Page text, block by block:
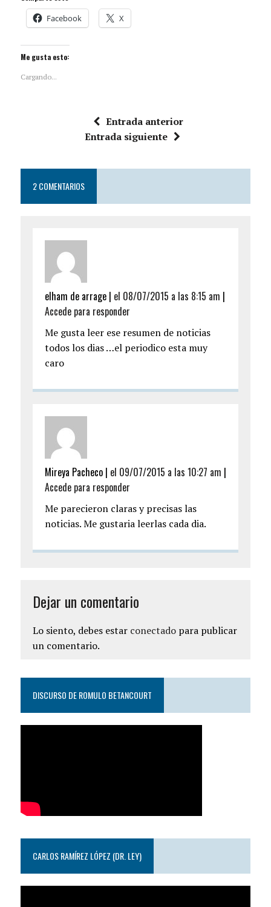
Facebook X
Me gusta esto:
Cargando...
Entrada anterior
Entrada siguiente
2 COMENTARIOS
elham de arrage | el 08/07/2015 a las 8:15 am |
Accede para responder
Me gusta leer ese resumen de noticias
todos los dias …el periodico esta muy
caro
Mireya Pacheco | el 09/07/2015 a las 10:27 am |
Accede para responder
Me parecieron claras y precisas las
noticias. Me gustaria leerlas cada dia.
Dejar un comentario
Lo siento, debes estar conectadopara publicar
un comentario.
DISCURSO DE ROMULO BETANCOURT
CARLOS RAMÍREZ LÓPEZ (DR. LEY)